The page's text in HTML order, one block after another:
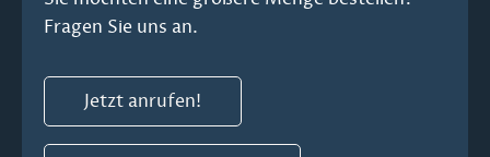
Fragen Sie uns an.
Jetzt anrufen!